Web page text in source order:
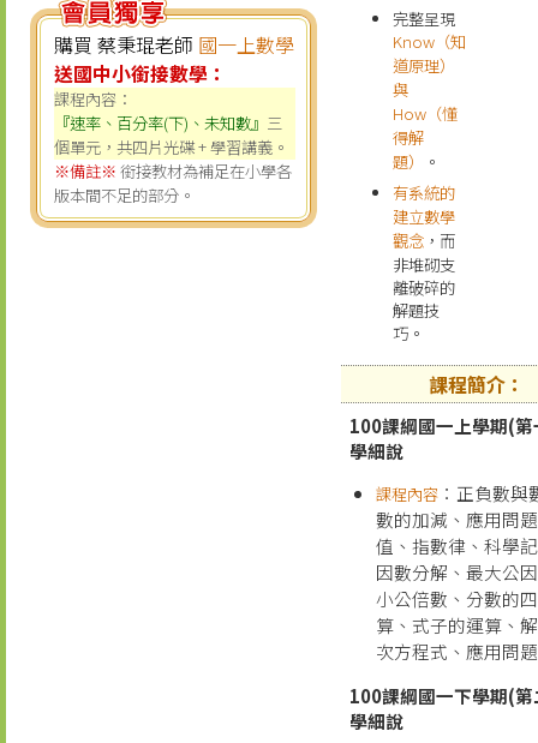
購買 蔡秉琨老師 國一上數學
送國中小銜接數學：
課程內容：
『速率、百分率(下)、未知數』 三
個單元，共四片光碟 + 學習講義。
※備註※ 銜接教材為補足在小學各
版本間不足的部分。
完整呈現
Know（知
道原理）
與
How（懂
得解
題）
。
有系統的
建立數學
觀念 ，而
非堆砌支
離破碎的
解題技
巧。
課程簡介：
100課綱國一上學期(
學細說
課程內容 ：正負數與
數的加減、應用問
值、指數律、科學
因數分解、最大公
小公倍數、分數的
算、式子的運算、
次方程式、應用問
100課綱國一下學期(
學細說